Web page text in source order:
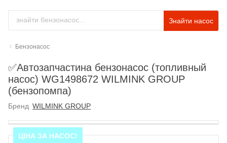
Знайти насос
Бензонасос
✅Автозапчастина бензонасос (топливный
насос) WG1498672 WILMINK GROUP
(бензопомпа)
Бренд WILMINK GROUP
ЦІНА ЗА НАСОС!